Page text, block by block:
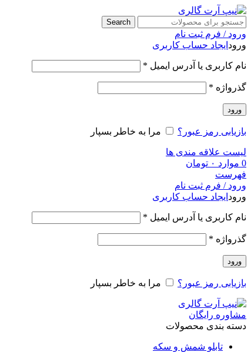
Search
ورود / فرم ثبت نام
ورود ایجاد حساب کاربری
نام کاربری یا آدرس ایمیل *
گذرواژه *
ورود
بازیابی رمز عبور؟ مرا به خاطر بسپار
لیست علاقه مندی ها
0 موارد ۰ تومان
فهرست
ورود / فرم ثبت نام
ورود ایجاد حساب کاربری
نام کاربری یا آدرس ایمیل *
گذرواژه *
ورود
بازیابی رمز عبور؟ مرا به خاطر بسپار
مشاوره رایگان
دسته بندی محصولات
تابلو شمش و سکه